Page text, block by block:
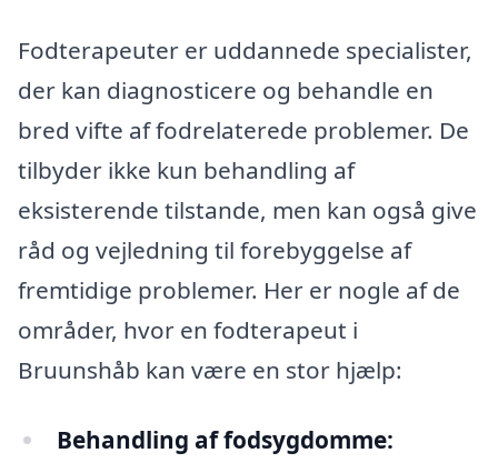
Fodterapeuter er uddannede specialister,
der kan diagnosticere og behandle en
bred vifte af fodrelaterede problemer. De
tilbyder ikke kun behandling af
eksisterende tilstande, men kan også give
råd og vejledning til forebyggelse af
fremtidige problemer. Her er nogle af de
områder, hvor en fodterapeut i
Bruunshåb kan være en stor hjælp:
Behandling af fodsygdomme: